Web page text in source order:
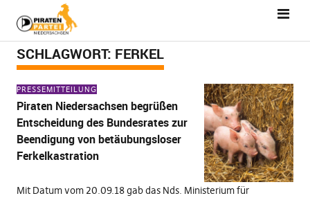
SCHLAGWORT: FERKEL
PRESSEMITTEILUNG
Piraten Niedersachsen begrüßen
Entscheidung des Bundesrates zur
Beendigung von betäubungsloser
Ferkelkastration
Mit Datum vom 20.09.18 gab das Nds. Ministerium für